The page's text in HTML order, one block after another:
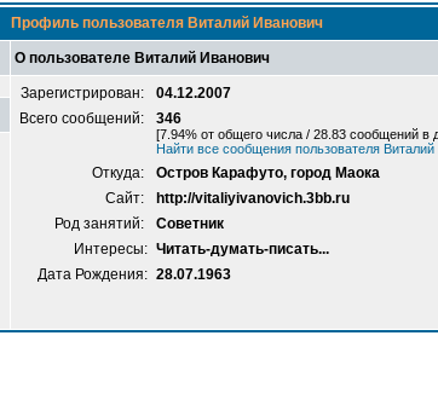
Профиль пользователя Виталий Иванович
О пользователе Виталий Иванович
Зарегистрирован:
04.12.2007
Всего сообщений:
346
[7.94% от общего числа / 28.83 сообщений в
Найти все сообщения пользователя
Откуда:
Остров Карафуто, город Маока
Сайт:
http://vitaliyivanovich.3bb.ru
Род занятий:
Советник
Интересы: Читать-думать-писать...
Дата Рождения: 28.07.1963